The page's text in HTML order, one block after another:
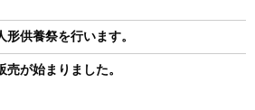
形供養祭を行います。
が始まりました。